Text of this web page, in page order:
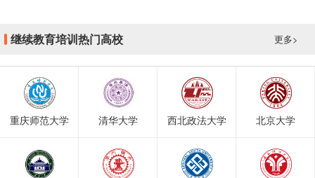
继续教育培训热门高校 更多>
重庆师范大学 清华大学 西北政法大学 北京大学